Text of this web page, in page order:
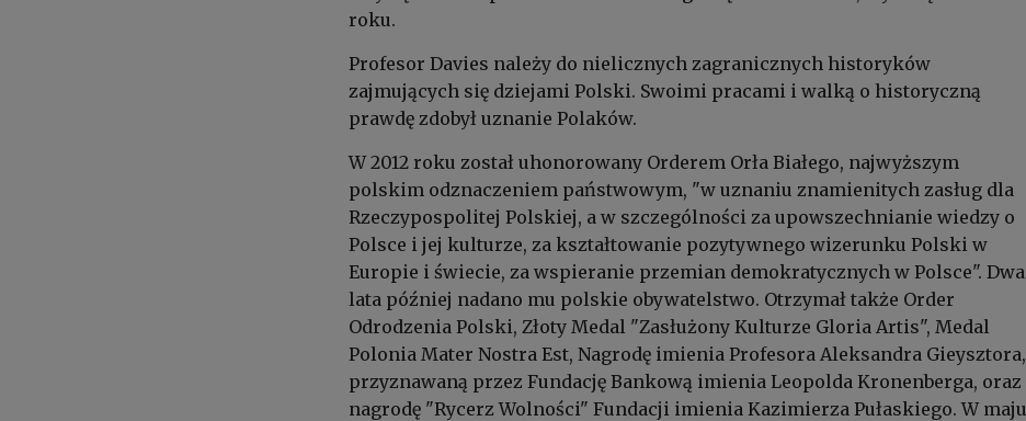
roku.
Profesor Davies należy do nielicznych zagranicznych historyków
zajmujących się dziejami Polski. Swoimi pracami i walką o historyczną
prawdę zdobył uznanie Polaków.
W 2012 roku został uhonorowany Orderem Orła Białego, najwyższym
polskim odznaczeniem państwowym, "w uznaniu znamienitych zasług dla
Rzeczypospolitej Polskiej, a w szczególności za upowszechnianie wiedzy o
Polsce i jej kulturze, za kształtowanie pozytywnego wizerunku Polski w
Europie i świecie, za wspieranie przemian demokratycznych w Polsce". Dwa
lata później nadano mu polskie obywatelstwo. Otrzymał także Order
Odrodzenia Polski, Złoty Medal "Zasłużony Kulturze Gloria Artis", Medal
Polonia Mater Nostra Est, Nagrodę imienia Profesora Aleksandra Gieysztora,
przyznawaną przez Fundację Bankową imienia Leopolda Kronenberga, oraz
nagrodę "Rycerz Wolności" Fundacji imienia Kazimierza Pułaskiego. W maju